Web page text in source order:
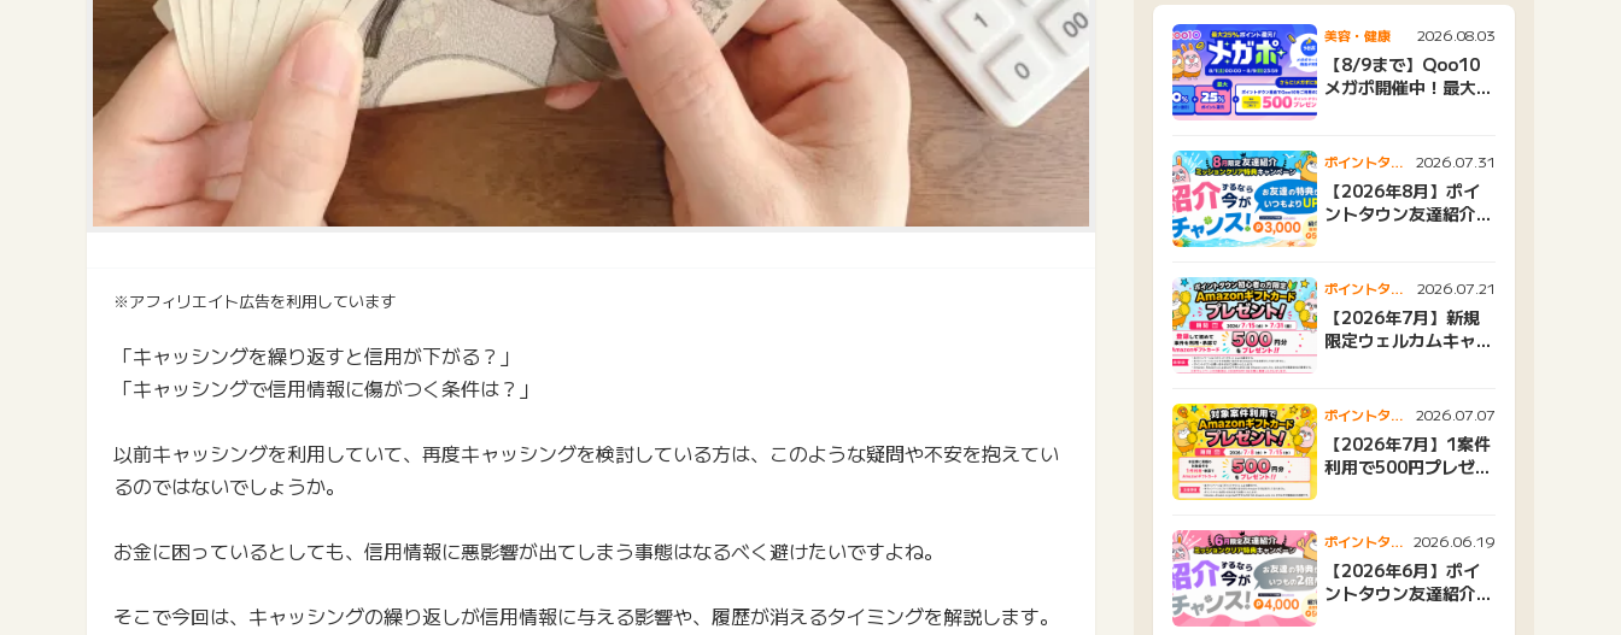
※アフィリエイト広告を利用しています
「キャッシングを繰り返すと信用が下がる？」
「キャッシングで信用情報に傷がつく条件は？」
以前キャッシングを利用していて、再度キャッシングを検討している方は、このような疑問や不安を抱えてい
るのではないでしょうか。
お金に困っているとしても、信用情報に悪影響が出てしまう事態はなるべく避けたいですよね。
そこで今回は、キャッシングの繰り返しが信用情報に与える影響や、履歴が消えるタイミングを解説します。
美容・健康 2026.08.03
【8/9まで】Qoo10
メガポ開催中！最大
ポイントタウ
ンニュース
2026.07.31
【2026年8月】ポイ
ントタウン友達紹介キ
ポイントタウ
ンニュース
2026.07.21
【2026年7月】新規
限定ウェルカムキャン
ポイントタウ
ンニュース
2026.07.07
【2026年7月】1案件
利用で500円プレゼン
ポイントタウ
ンニュース
2026.06.19
【2026年6月】ポイ
ントタウン友達紹介キ